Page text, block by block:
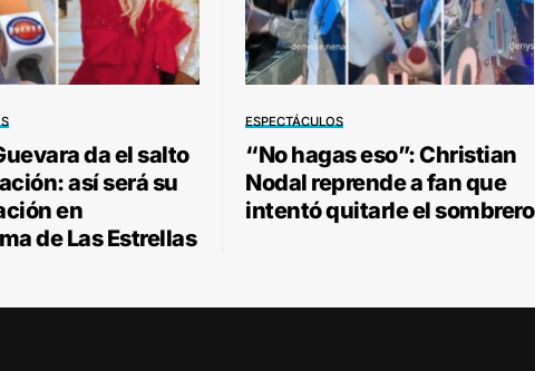
da el salto
así será su
en
de Las Estrellas
ESPECTÁCULOS
“No hagas eso”: Christian
Nodal reprende a fan que
intentó quitarle el sombrero